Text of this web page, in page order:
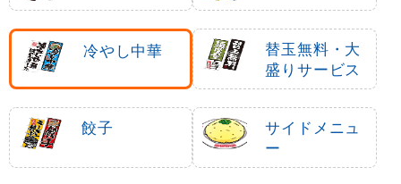
冷やし中華
替玉無料・大
盛りサービス
餃子
サイドメニュ
ー